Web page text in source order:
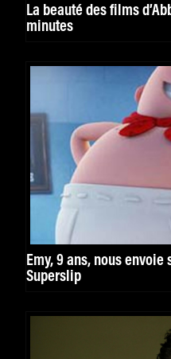
La beauté des films
minutes
Emy, 9 ans, nous
Superslip